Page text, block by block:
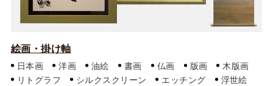
絵画・掛け軸
日本画 洋画 油絵 書画 仏画 版画
木版画
リトグラフ
シルクスクリーン エッチング
浮世絵